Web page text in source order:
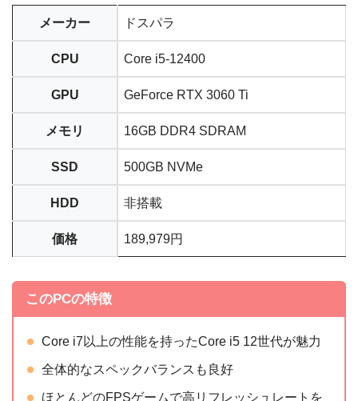
メーカー ドスパラ
CPU Core i5-12400
GPU GeForce RTX 3060 Ti
メモリ 16GB DDR4 SDRAM
SSD 500GB NVMe
HDD 非搭載
価格 189,979円
このPCの特徴
Core i7以上の性能を持ったCore i5 12世代が魅力
全体的なスペックバランスも良好
ほとんどのFPSゲームで高リフレッシュレートを